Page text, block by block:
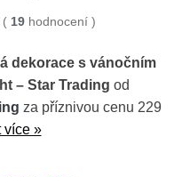
( 19 hodnocení )
dekorace s vánočním
– Star Trading od
za příznivou cenu 229
více »